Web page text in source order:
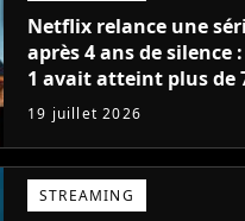
Netflix relance une
après 4 ans de silence
1 avait atteint plus de
de vues
19 juillet 2026
STREAMING